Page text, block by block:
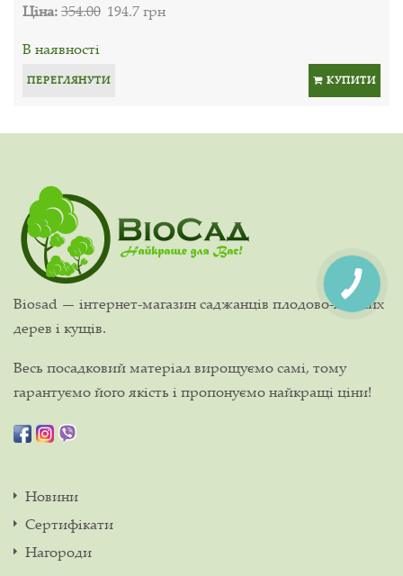
Ціна:354.00 194.7 грн
В наявності
ПЕРЕГЛЯНУТИ КУПИТИ
Biosad — інтернет-магазин саджанців плодово-ягідних
дерев і кущів.
Весь посадковий матеріал вирощуємо самі, тому
гарантуємо його якість і пропонуємо найкращі ціни!
Новини
Сертифікати
Нагороди